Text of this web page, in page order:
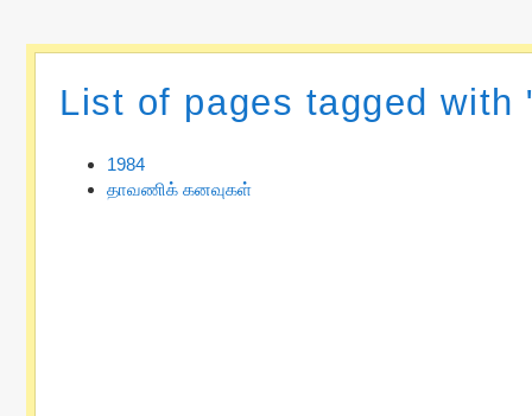
List of pages tagged with
1984
தாவணிக் கனவுகள்